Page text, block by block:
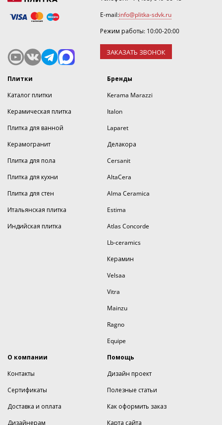
E-mail:info@plitka-sdvk.ru
Режим работы: 10:00-20:00
ЗАКАЗАТЬ ЗВОНОК
Плитки
Каталог плитки
Керамическая плитка
Плитка для ванной
Керамогранит
Плитка для пола
Плитка для кухни
Плитка для стен
Итальянская плитка
Индийская плитка
Бренды
Kerama Marazzi
Italon
Laparet
Делакора
Cersanit
AltaCera
Alma Ceramica
Estima
Atlas Concorde
Lb-ceramics
Керамин
Velsaa
Vitra
Mainzu
Ragno
Equipe
О компании
Контакты
Сертификаты
Доставка и оплата
Дизайнерам
Помощь
Дизайн проект
Полезные статьи
Как оформить заказ
Карта сайта